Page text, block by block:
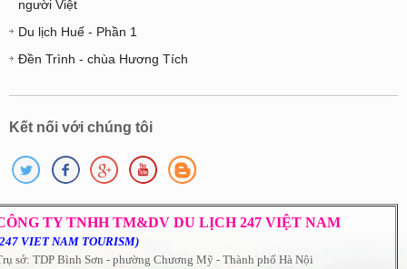
người Việt
Du lịch Huế - Phần 1
Đền Trình - chùa Hương Tích
Kết nối với chúng tôi
TY TNHH TM&DV DU LỊCH 247 VIỆT NAM
VIET NAM TOURISM)
sở: TDP Bình Sơn - phường Chương Mỹ - Thành phố Hà Nội